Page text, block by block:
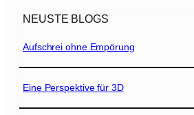
NEUSTE BLOGS
Aufschrei ohne Empörung
Eine Perspektive für 3D